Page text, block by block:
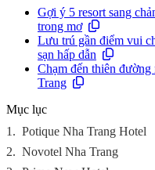
Gợi ý 5 resort sang
trong mơ
Lưu trú gần điểm vui
sạn hấp dẫn
Chạm đến thiên đường
Trang
Mục lục
1. Potique Nha Trang Hotel
2. Novotel Nha Trang